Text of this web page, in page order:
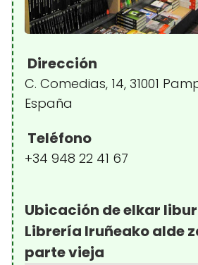
Dirección
C. Comedias, 14, 31001
España
Teléfono
+34 948 22 41 67
Ubicación de elkar
Librería Iruñeako alde
parte vieja